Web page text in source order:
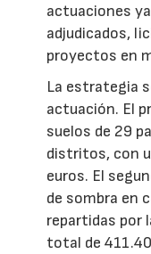
actuaciones
adjudicados,
proyectos en
La estrategia
actuación. El
suelos de 29
distritos, con
euros. El
de sombra en
repartidas por
total de